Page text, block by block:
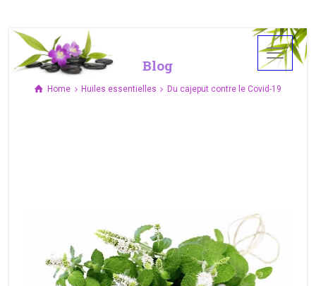
Blog
Home Huiles essentielles Du cajeput contre le Covid-19